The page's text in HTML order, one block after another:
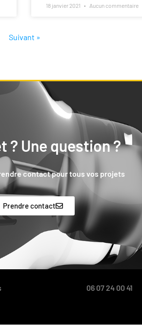
18 janvier 2021 Aucun commentaire
Suivant »
? Une question ?
contact pour tous vos projets
Prendre contact
06 07 24 00 41